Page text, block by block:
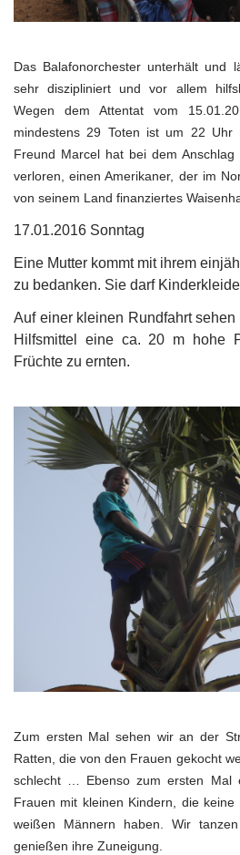
Das Balafonorchester unterhält und
sehr diszipliniert und vor allem
Wegen dem Attentat vom
mindestens 29 Toten ist um 22 Uhr
Freund Marcel hat bei dem
verloren, einen Amerikaner, der im
von seinem Land finanziertes
17.01.2016 Sonntag
Eine Mutter kommt mit ihrem
zu bedanken. Sie darf
Auf einer kleinen Rundfahrt
Hilfsmittel eine ca. 20 m hohe
Früchte zu ernten.
Zum ersten Mal sehen wir an der
Ratten, die von den Frauen gekocht
schlecht … Ebenso zum ersten Mal
Frauen mit kleinen Kindern, die
weißen Männern haben. Wir
genießen ihre Zuneigung.